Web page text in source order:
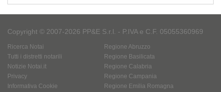
Copyright © 2007-2026 PP&E S.r.l. - P.IVA e C.F. 05055360969
Ricerca Notai
Tutti i distretti notarili
Notizie Notai.it
Privacy
Informativa Cookie
Regione Abruzzo
Regione Basilicata
Regione Calabria
Regione Campania
Regione Emilia Romagna